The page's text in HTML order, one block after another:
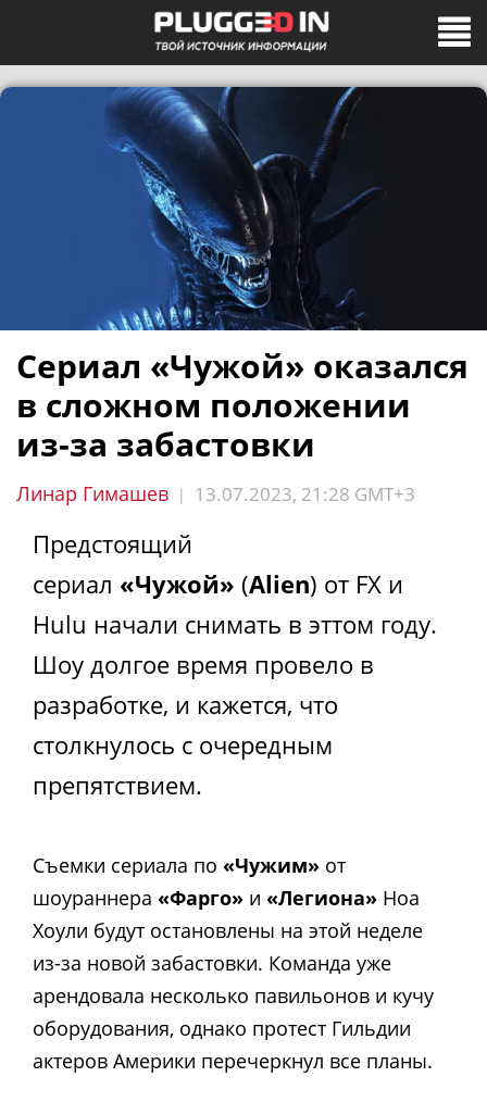
Сериал «Чужой» оказался
в сложном положении
из-за забастовки
Линар Гимашев | 13.07.2023, 21:28 GMT+3
Предстоящий
сериал «Чужой» (Alien) от FX и
Hulu начали снимать в эттом году.
Шоу долгое время провело в
разработке, и кажется, что
столкнулось с очередным
препятствием.
Съемки сериала по «Чужим» от
шоураннера «Фарго» и «Легиона» Ноа
Хоули будут остановлены на этой неделе
из-за новой забастовки. Команда уже
арендовала несколько павильонов и кучу
оборудования, однако протест Гильдии
актеров Америки перечеркнул все планы.